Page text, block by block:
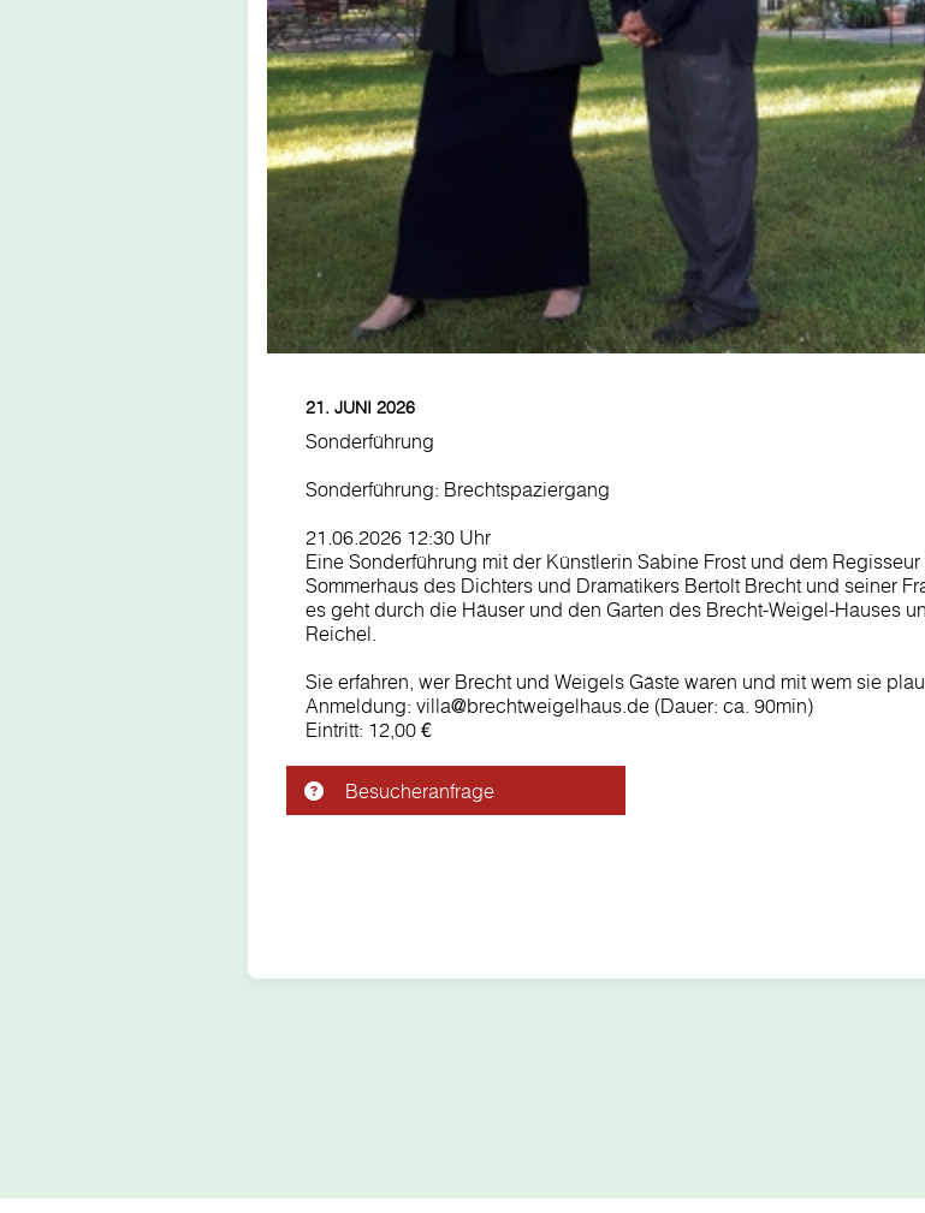
21. JUNI 2026
Sonderführung
Sonderführung: Brechtspaziergang
21.06.2026 12:30 Uhr
Eine Sonderführung mit der Künstlerin Sabine Frost und dem
Sommerhaus des Dichters und Dramatikers Bertolt Brecht und seiner
es geht durch die Häuser und den Garten des Brecht-Weigel-Hauses
Reichel.
Sie erfahren, wer Brecht und Weigels Gäste waren und mit wem sie
Anmeldung: villa@brechtweigelhaus.de (Dauer: ca. 90min)
Eintritt: 12,00 €
Besucheranfrage